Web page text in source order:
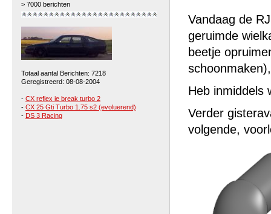
> 7000 berichten
Totaal aantal Berichten: 7218
Geregistreerd: 08-08-2004
- CX reflex ie break turbo 2
- CX 25 Gti Turbo 1.75 s2 (evoluerend)
- DS 3 Racing
Vandaag de
geruimde
beetje
Heb inmiddels
Verder
volgende,